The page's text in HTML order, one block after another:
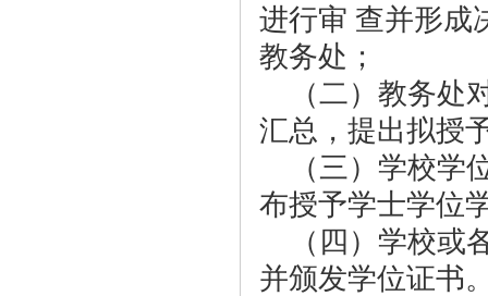
进行审 查并形成
教务处；
（二）教务
汇总，提出拟授
（三）学校
布授予学士学位
（四）学校
并颁发学位证书